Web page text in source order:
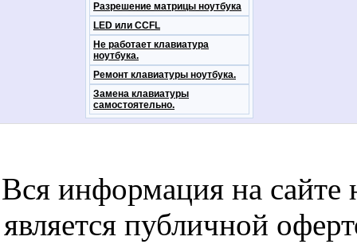
Разрешение матрицы ноутбука
LED или CCFL
Не работает клавиатура
ноутбука.
Ремонт клавиатуры ноутбука.
Замена клавиатуры
самостоятельно.
Вся информация на сайте
является публичной